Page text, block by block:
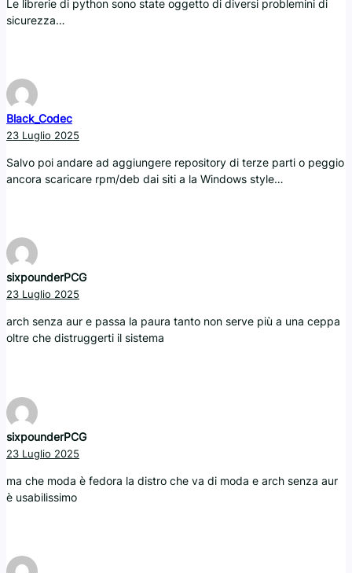
Le librerie di python sono state oggetto di diversi problemini di
sicurezza…
Black_Codec
23 Luglio 2025
Salvo poi andare ad aggiungere repository di terze parti o peggio
ancora scaricare rpm/deb dai siti a la Windows style…
sixpounderPCG
23 Luglio 2025
arch senza aur e passa la paura tanto non serve più a una ceppa
oltre che distruggerti il sistema
sixpounderPCG
23 Luglio 2025
ma che moda è fedora la distro che va di moda e arch senza aur
è usabilissimo